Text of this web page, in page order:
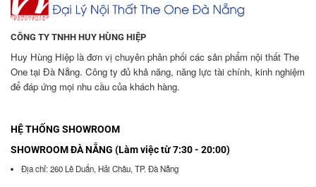
CÔNG TY TNHH HUY HÙNG HIỆP
Huy Hùng Hiệp là đơn vị chuyên phân phối các sản phẩm nội thất The
One tại Đà Nẵng. Công ty đủ khả năng, năng lực tài chính, kinh nghiệm
để đáp ứng mọi nhu cầu của khách hàng.
HỆ THỐNG SHOWROOM
SHOWROOM ĐÀ NẴNG (Làm việc từ 7:30 - 20:00)
Địa chỉ: 260 Lê Duẩn, Hải Châu, TP. Đà Nẵng